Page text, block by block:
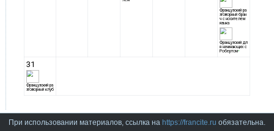
При использовании материалов, ссылка на https://francite.ru обязательна.